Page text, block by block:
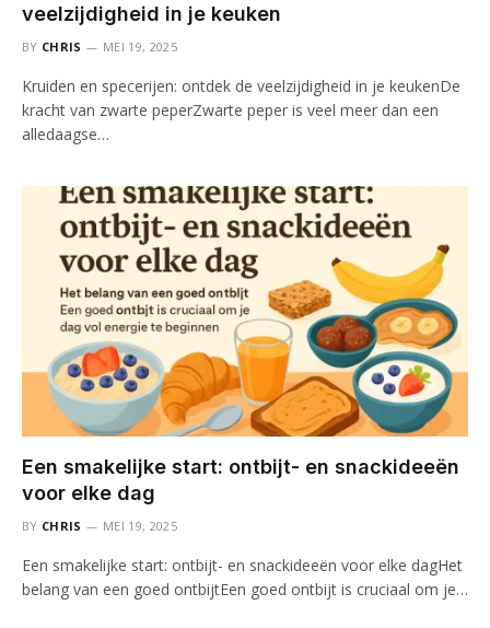
veelzijdigheid in je keuken
BY CHRIS MEI 19, 2025
Kruiden en specerijen: ontdek de veelzijdigheid in je keukenDe
kracht van zwarte peperZwarte peper is veel meer dan een
alledaagse…
Een smakelijke start: ontbijt- en snackideeën
voor elke dag
BY CHRIS MEI 19, 2025
Een smakelijke start: ontbijt- en snackideeën voor elke dagHet
belang van een goed ontbijtEen goed ontbijt is cruciaal om je…